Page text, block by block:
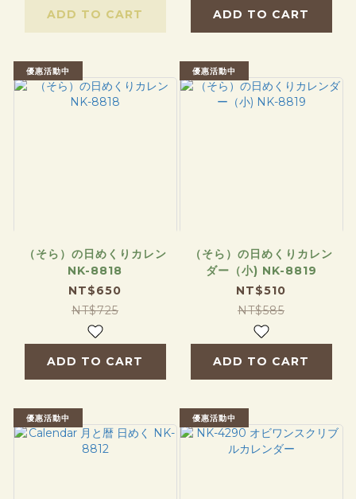
ADD TO CART ADD TO CART
優惠活動中
（そら）の日めくりカレン
NK-8818
NT$650
NT$725
ADD TO CART
優惠活動中
（そら）の日めくりカレン
ダー（小) NK-8819
NT$510
NT$585
ADD TO CART
優惠活動中 優惠活動中